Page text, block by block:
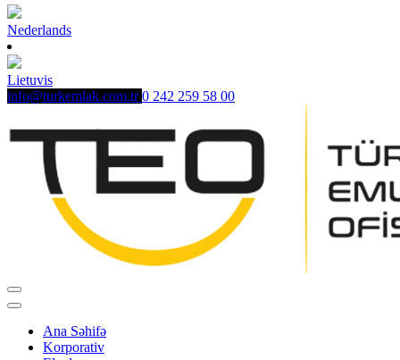
Nederlands
Lietuvis
info@turkemlak.com.tr 0 242 259 58 00
Ana Səhifə
Korporativ